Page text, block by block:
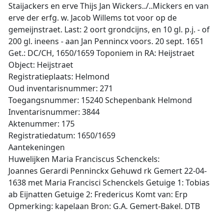
Staijackers en erve Thijs Jan Wickers../..Mickers en van
erve der erfg. w. Jacob Willems tot voor op de
gemeijnstraet. Last: 2 oort grondcijns, en 10 gl. p.j. - of
200 gl. ineens - aan Jan Pennincx voors. 20 sept. 1651
Get.: DC/CH, 1650/1659 Toponiem in RA: Heijstraet
Object: Heijstraet
Registratieplaats: Helmond
Oud inventarisnummer: 271
Toegangsnummer: 15240 Schepenbank Helmond
Inventarisnummer: 3844
Aktenummer: 175
Registratiedatum: 1650/1659
Aantekeningen
Huwelijken Maria Franciscus Schenckels:
Joannes Gerardi Penninckx Gehuwd rk Gemert 22-04-
1638 met Maria Francisci Schenckels Getuige 1: Tobias
ab Eijnatten Getuige 2: Fredericus Komt van: Erp
Opmerking: kapelaan Bron: G.A. Gemert-Bakel. DTB